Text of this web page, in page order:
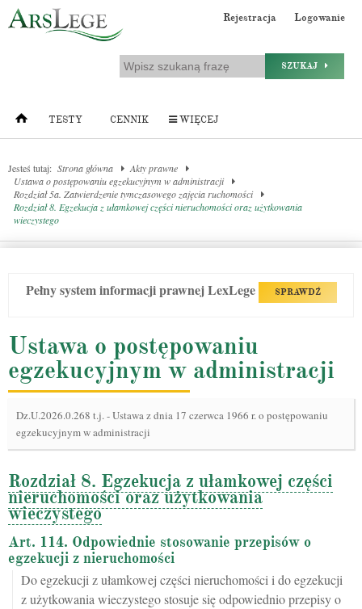
Rejestracja Logowanie
SZUKAJ
TESTY CENNIK WIĘCEJ
Jesteś tutaj: Strona główna
Akty prawne
Ustawa o postępowaniu egzekucyjnym w administracji
Rozdział 5a. Zatwierdzenie tymczasowego zajęcia ruchomości
Rozdział 8. Egzekucja z ułamkowej części nieruchomości oraz użytkowania
wieczystego
Pełny system informacji prawnej LexLege SPRAWDŹ
Ustawa o postępowaniu
egzekucyjnym w administracji
Dz.U.2026.0.268 t.j.-Ustawa z dnia 17 czerwca 1966 r. o postępowaniu
egzekucyjnym w administracji
Rozdział 8. Egzekucja z ułamkowej części
nieruchomości oraz użytkowania
wieczystego
Art. 114. Odpowiednie stosowanie przepisów o
egzekucji z nieruchomości
Do egzekucji z ułamkowej części nieruchomości i do egzekucji
z użytkowania wieczystego stosuje się odpowiednio przepisy o